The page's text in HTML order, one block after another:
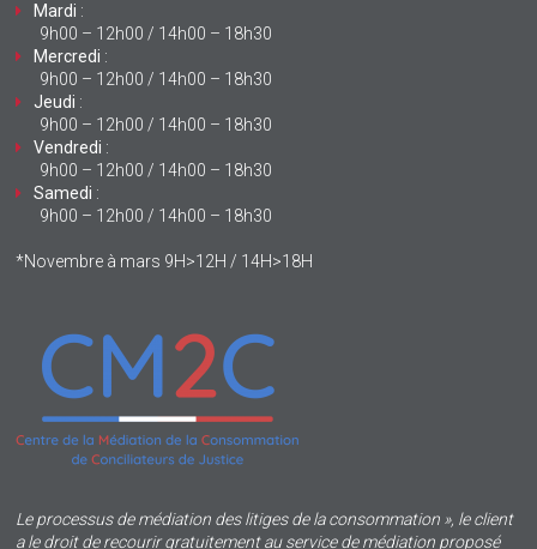
Mardi :
9h00 – 12h00 / 14h00 – 18h30
Mercredi :
9h00 – 12h00 / 14h00 – 18h30
Jeudi :
9h00 – 12h00 / 14h00 – 18h30
Vendredi :
9h00 – 12h00 / 14h00 – 18h30
Samedi :
9h00 – 12h00 / 14h00 – 18h30
*Novembre à mars 9H>12H / 14H>18H
Le processus de médiation des litiges de la consommation », le client
a le droit de recourir gratuitement au service de médiation proposé